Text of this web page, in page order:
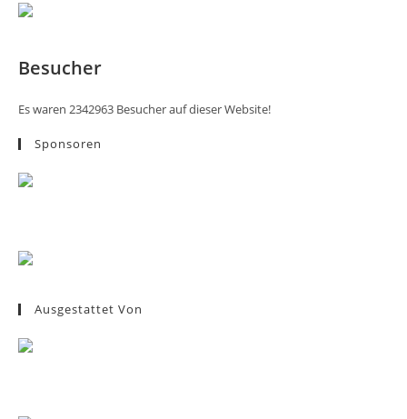
Besucher
Es waren 2342963 Besucher auf dieser Website!
Sponsoren
Ausgestattet Von